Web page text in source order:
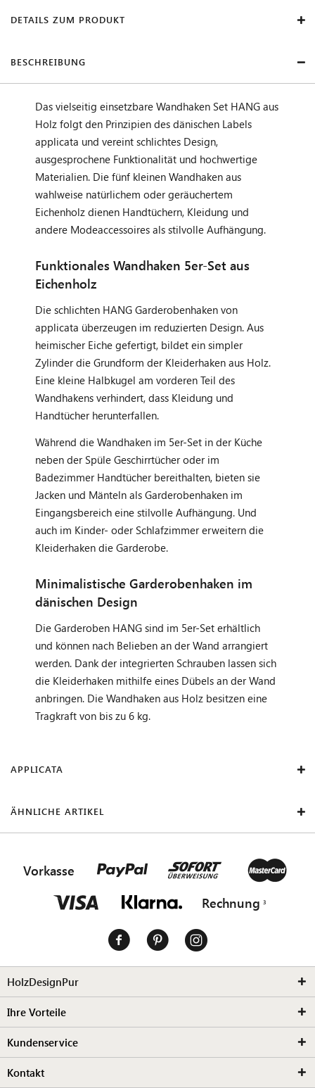
DETAILS ZUM PRODUKT
BESCHREIBUNG
Das vielseitig einsetzbare Wandhaken Set HANG aus
Holz folgt den Prinzipien des dänischen Labels
applicata und vereint schlichtes Design,
ausgesprochene Funktionalität und hochwertige
Materialien. Die fünf kleinen Wandhaken aus
wahlweise natürlichem oder geräuchertem
Eichenholz dienen Handtüchern, Kleidung und
andere Modeaccessoires als stilvolle Aufhängung.
Funktionales Wandhaken 5er-Set aus
Eichenholz
Die schlichten HANG Garderobenhaken von
applicata überzeugen im reduzierten Design. Aus
heimischer Eiche gefertigt, bildet ein simpler
Zylinder die Grundform der Kleiderhaken aus Holz.
Eine kleine Halbkugel am vorderen Teil des
Wandhakens verhindert, dass Kleidung und
Handtücher herunterfallen.
Während die Wandhaken im 5er-Set in der Küche
neben der Spüle Geschirrtücher oder im
Badezimmer Handtücher bereithalten, bieten sie
Jacken und Mänteln als Garderobenhaken im
Eingangsbereich eine stilvolle Aufhängung. Und
auch im Kinder- oder Schlafzimmer erweitern die
Kleiderhaken die Garderobe.
Minimalistische Garderobenhaken im
dänischen Design
Die Garderoben HANG sind im 5er-Set erhältlich
und können nach Belieben an der Wand arrangiert
werden. Dank der integrierten Schrauben lassen sich
die Kleiderhaken mithilfe eines Dübels an der Wand
anbringen. Die Wandhaken aus Holz besitzen eine
Tragkraft von bis zu 6 kg.
APPLICATA
ÄHNLICHE ARTIKEL
Vorkasse
Rechnung
HolzDesignPur
Ihre Vorteile
Kundenservice
Kontakt